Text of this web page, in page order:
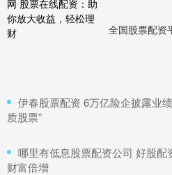
伊春股票配资 6万亿险企披露业
质股票”
哪里有低息股票配资公司 好股
财富倍增